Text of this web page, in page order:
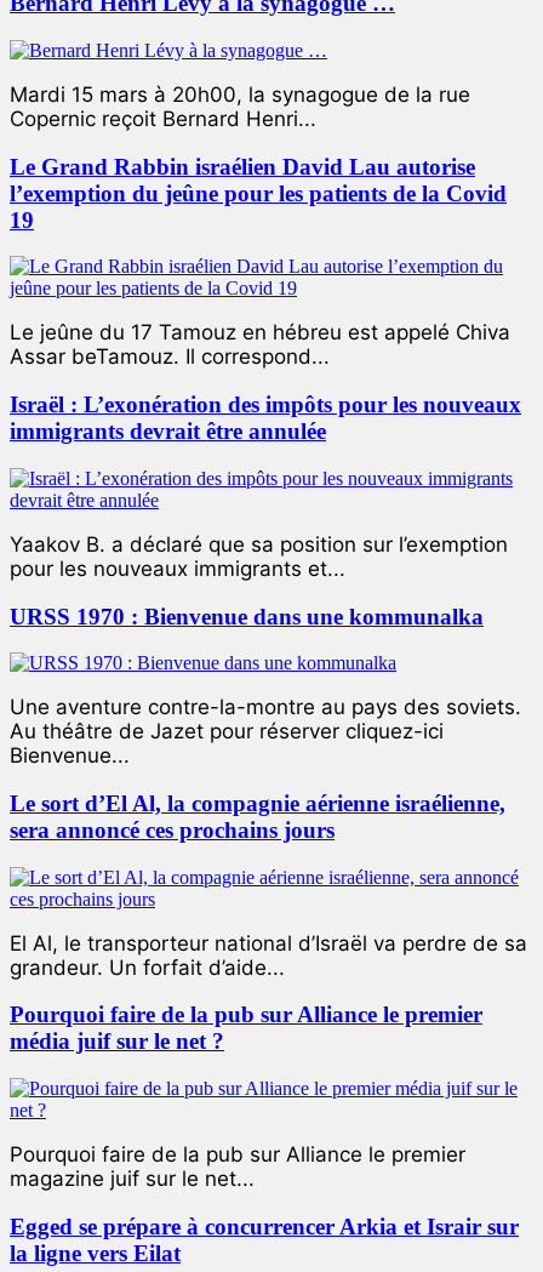
Mardi 15 mars à 20h00, la synagogue de la rue
Copernic reçoit Bernard Henri...
Le Grand Rabbin israélien David Lau autorise
l’exemption du jeûne pour les patients de la Covid
19
Le jeûne du 17 Tamouz en hébreu est appelé Chiva
Assar beTamouz. Il correspond...
Israël : L’exonération des impôts pour les nouveaux
immigrants devrait être annulée
Yaakov B. a déclaré que sa position sur l’exemption
pour les nouveaux immigrants et...
URSS 1970 : Bienvenue dans une kommunalka
Une aventure contre-la-montre au pays des soviets.
Au théâtre de Jazet pour réserver cliquez-ici
Bienvenue...
Le sort d’El Al, la compagnie aérienne israélienne,
sera annoncé ces prochains jours
El Al, le transporteur national d’Israël va perdre de sa
grandeur. Un forfait d’aide...
Pourquoi faire de la pub sur Alliance le premier
média juif sur le net ?
Pourquoi faire de la pub sur Alliance le premier
magazine juif sur le net...
Egged se prépare à concurrencer Arkia et Israir sur
la ligne vers Eilat